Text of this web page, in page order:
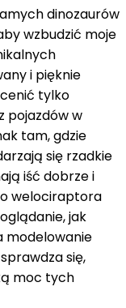
dinozaurów
wzbudzić moje
i pięknie
tylko
pojazdów w
tam, gdzie
się rzadkie
iść dobrze i
welociraptora
jak
modelowanie
się,
moc tych